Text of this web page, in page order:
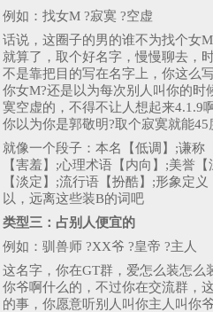
例如：找女M ?寂寞 ?空虚
话说，这圈子的男的谁不为找个女
就算了，取个好名字，慢慢聊去，
不是靠把目的写在名字上，你这么
你女M?还是以为每次别人叫你的时
寞空虚的，不得不让人想起来4.1.9
你以为你是郭敬明?取个寂寞就能
就像一个段子：本名【低调】;谦称
【害羞】;心理术语【内向】;美誉
【淡定】;流行语【扮酷】;形象定
以，远离这些装B的词吧
类型三： 占别人便宜的
例如：驯兽师 ?XX爷 ?皇帝 ?主人
这名字，你在GT群，爱怎么装怎么
你爷啊什么的，不过你在交流群，
的事，你愿意听别人叫你主人叫你